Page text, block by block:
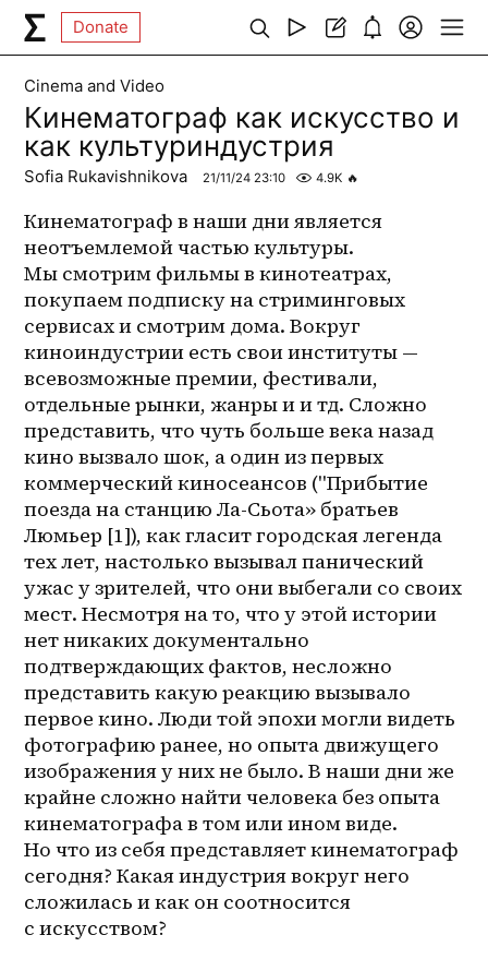
Donate
Cinema and Video
Кинематограф как искусство и
как культуриндустрия
Sofia Rukavishnikova 21/11/24 23:10 4.9K 🔥
Кинематограф в наши дни является
неотъемлемой частью культуры.
Мы смотрим фильмы в кинотеатрах,
покупаем подписку на стриминговых
сервисах и смотрим дома. Вокруг
киноиндустрии есть свои институты —
всевозможные премии, фестивали,
отдельные рынки, жанры и и тд. Сложно
представить, что чуть больше века назад
кино вызвало шок, а один из первых
коммерческий киносеансов ("Прибытие
поезда на станцию Ла-Сьота» братьев
Люмьер [1]), как гласит городская легенда
тех лет, настолько вызывал панический
ужас у зрителей, что они выбегали со своих
мест. Несмотря на то, что у этой истории
нет никаких документально
подтверждающих фактов, несложно
представить какую реакцию вызывало
первое кино. Люди той эпохи могли видеть
фотографию ранее, но опыта движущего
изображения у них не было. В наши дни же
крайне сложно найти человека без опыта
кинематографа в том или ином виде.
Но что из себя представляет кинематограф
сегодня? Какая индустрия вокруг него
сложилась и как он соотносится
с искусством?